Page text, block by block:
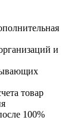
и
товар
100%